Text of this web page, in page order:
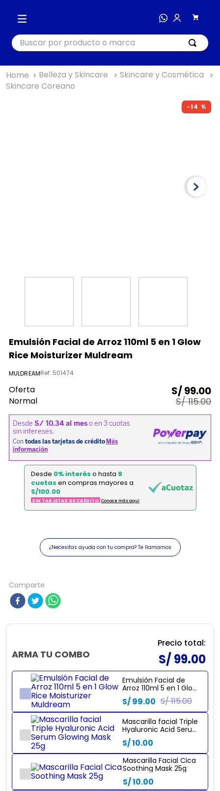
Buscar por producto o marca
Belleza y Skincare
Skincare y Cosmética
Skincare Coreano
-14 %
Emulsión Facial de Arroz 110ml 5 en 1 Glow
Rice Moisturizer Muldream
MULDREAMRef: 501474
Oferta S/99.00
Normal S/115.00
Desde 0% interés o hasta 9
cuotas en compras mayores a
S/100.00
SIN TARJETAS DE CRÉDITO Conoce más aqui
¿Necesitas ayuda con tu compra? Te llamamos
Comparte
ARMA TU COMBO
Precio total:
S/ 99.00
Emulsión Facial de
Arroz 110ml 5 en 1 Glow
Rice Moisturizer
Muldream
S/ 99.00 S/ 115.00
Mascarilla facial Triple
Hyaluronic Acid Serum
Glowing Mask 25g
S/ 10.00
Mascarilla Facial Cica
Soothing Mask 25g
S/ 10.00
TÉRMINOS MÁS BUSCADOS
1 .
cocina